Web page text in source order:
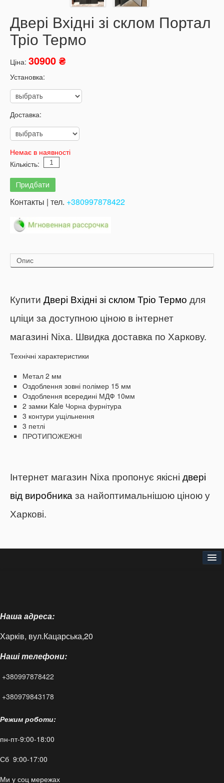
Двері Вхідні зі склом Портал
Тріо Термо
Ціна: 30900 ₴
Установка:
Доставка:
Немає в наявності
Кількість:
Контакты | тел. +380997878422
Опис
Купити Двері Вхідні зі склом Тріо Термо для
цліци за доступною ціною в інтернет
магазині Nixa. Швидка доставка по Харкову.
Технічні характеристики
Метал 2 мм
Оздоблення зовні полімер 15 мм
Оздоблення всередині МДФ 10мм
2 замки Kale Чорна фурнітура
3 контури ущільнення
3 петлі
ПРОТИПОЖЕЖНІ
Інтернет магазин Nixa пропонує якісні двері
від виробника за найоптимальнішою ціною у
Харкові.
Доставка і оплата
Контакти
Статті
FAQ
Наша адреса:
Харків, вул.Кацарська,20
Наші телефони:
+380997878422
+380979843178
Режим роботи:
пн-пт-9:00-18:00
Сб 9:00-17:00
Ми у соц мережах